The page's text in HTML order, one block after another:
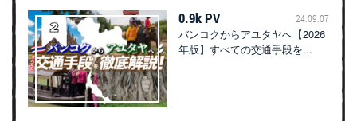
0.9k PV 24.09.07
バンコクからアユタヤへ【2026
年版】すべての交通手段を...